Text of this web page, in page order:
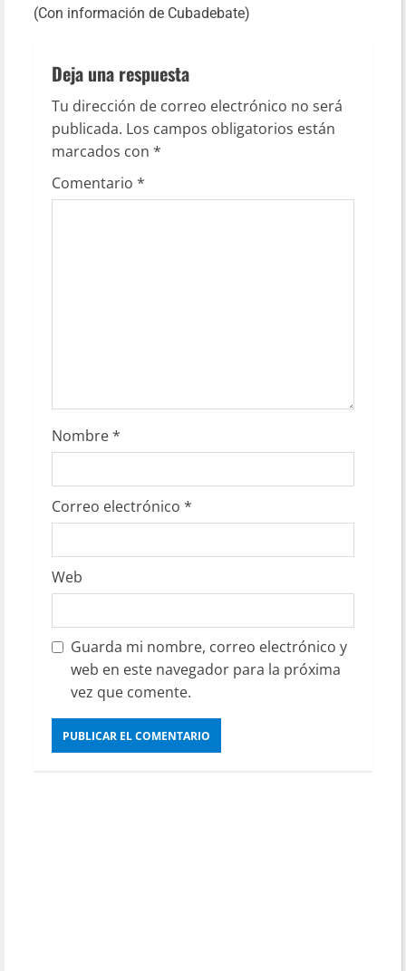
(Con información de Cubadebate)
Deja una respuesta
Tu dirección de correo electrónico no será
publicada. Los campos obligatorios están
marcados con *
Comentario *
Nombre*
Correo electrónico *
Web
Guarda mi nombre, correo electrónico y
web en este navegador para la próxima
vez que comente.